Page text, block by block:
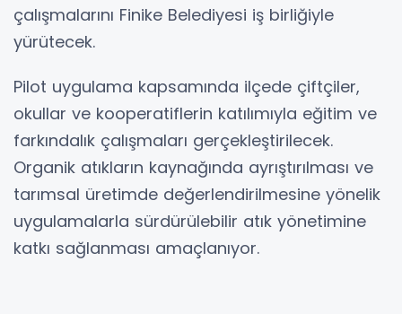
çalışmalarını Finike Belediyesi iş birliğiyle
yürütecek.
Pilot uygulama kapsamında ilçede çiftçiler,
okullar ve kooperatiflerin katılımıyla eğitim ve
farkındalık çalışmaları gerçekleştirilecek.
Organik atıkların kaynağında ayrıştırılması ve
tarımsal üretimde değerlendirilmesine yönelik
uygulamalarla sürdürülebilir atık yönetimine
katkı sağlanması amaçlanıyor.